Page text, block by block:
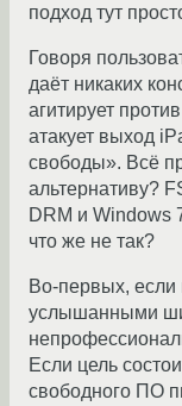
подход тут
Говоря
даёт никаких
агитирует
атакует выход
свободы». Всё
альтернативу?
DRM и Windows
что же не так?
Во-первых, если
услышанными
Если цель
свободного ПО